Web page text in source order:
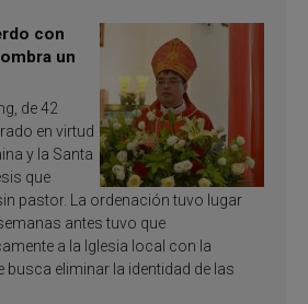
con
un
de 42
en virtud
y la Santa
que
pastor. La ordenación tuvo lugar
antes tuvo que
a la Iglesia local con la
busca eliminar la identidad de las